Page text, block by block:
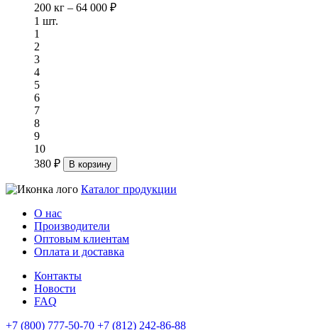
200 кг – 64 000 ₽
1 шт.
1
2
3
4
5
6
7
8
9
10
380 ₽
В корзину
Каталог продукции
О нас
Производители
Оптовым клиентам
Оплата и доставка
Контакты
Новости
FAQ
+7 (800) 777-50-70 +7 (812) 242-86-88